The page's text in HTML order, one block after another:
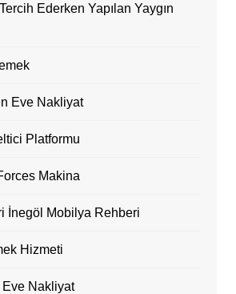
Ederken Yapılan Yaygın
Eve Nakliyat
Platformu
Makina
İnegöl Mobilya Rehberi
Hizmeti
Eve Nakliyat